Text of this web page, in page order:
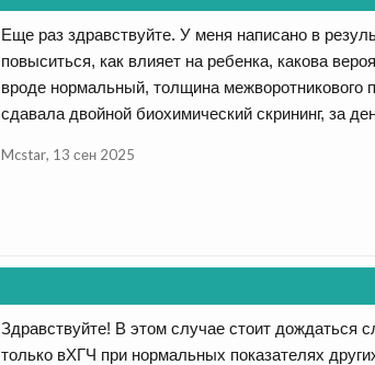
Еще раз здравствуйте. У меня написано в
повыситься, как влияет на ребенка, какова
вроде нормальный, толщина межворотникового
сдавала двойной биохимический скрининг, за
Mcstar, 13 сен 2025
Здравствуйте! В этом случае стоит дождаться
только вХГЧ при нормальных показателях